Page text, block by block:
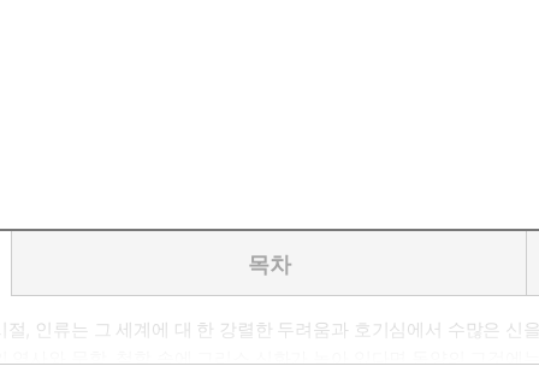
목차
, 인류는 그 세계에 대 한 강렬한 두려움과 호기심에서 수많은
사와 문학, 철학 속에 그리스 신화가 녹아 있다면 동양의 그것